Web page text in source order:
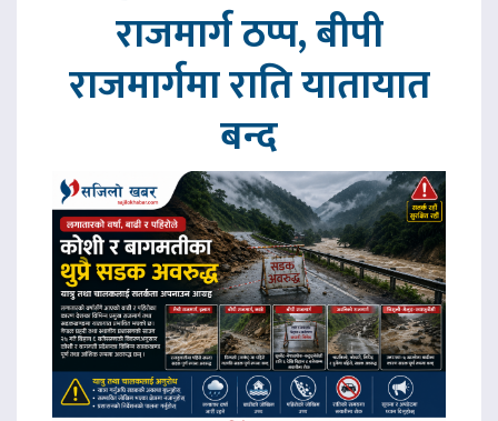
राजमार्ग ठप्प, बीपी
राजमार्गमा राति यातायात
बन्द